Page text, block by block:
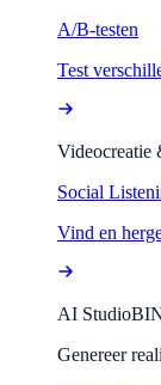
A/B-testen
Test
Videocreatie
Social
Vind en
AI Studio
Genereer